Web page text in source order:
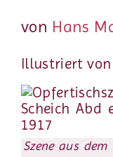
von Hans
Illustriert von
Szene aus